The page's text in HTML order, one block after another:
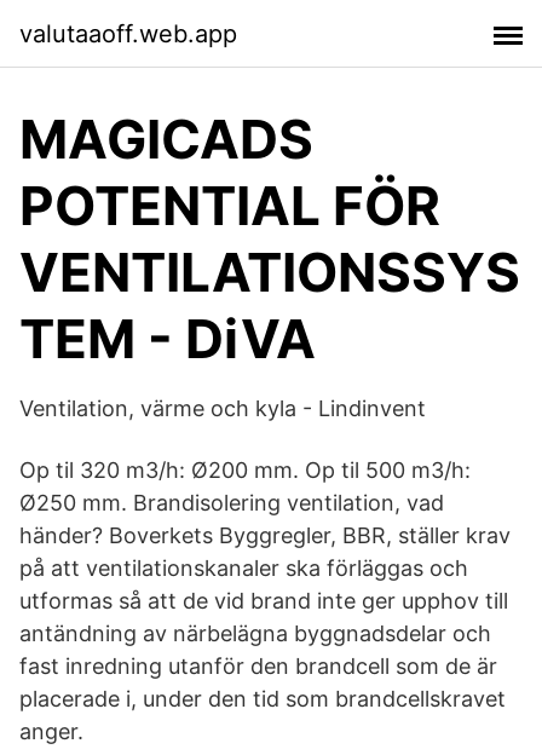
valutaaoff.web.app
MAGICADS
POTENTIAL FÖR
VENTILATIONSSYS
TEM - DiVA
Ventilation, värme och kyla - Lindinvent
Op til 320 m3/h: Ø200 mm. Op til 500 m3/h:
Ø250 mm. Brandisolering ventilation, vad
händer? Boverkets Byggregler, BBR, ställer krav
på att ventilationskanaler ska förläggas och
utformas så att de vid brand inte ger upphov till
antändning av närbelägna byggnadsdelar och
fast inredning utanför den brandcell som de är
placerade i, under den tid som brandcellskravet
anger.